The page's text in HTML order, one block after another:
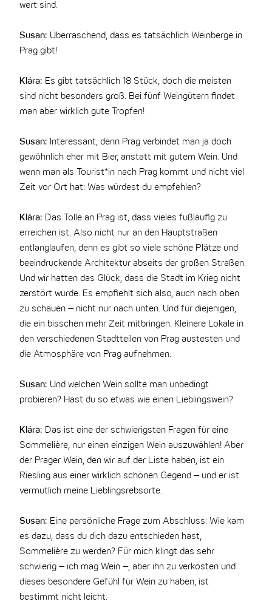
wert sind.
Susan: Überraschend, dass es tatsächlich Weinberge in
Prag gibt!
Klára: Es gibt tatsächlich 18 Stück, doch die meisten
sind nicht besonders groß. Bei fünf Weingütern findet
man aber wirklich gute Tropfen!
Susan:
Interessant, denn Prag verbindet man ja doch
gewöhnlich eher mit Bier, anstatt mit gutem Wein. Und
wenn man als Tourist*in nach Prag kommt und nicht viel
Zeit vor Ort hat: Was würdest du empfehlen?
Klára: Das Tolle an Prag ist, dass vieles fußläufig zu
erreichen ist. Also nicht nur an den Hauptstraßen
entlanglaufen, denn es gibt so viele schöne Plätze und
beeindruckende Architektur abseits der großen Straßen.
Und wir hatten das Glück, dass die Stadt im Krieg nicht
zerstört wurde. Es empfiehlt sich also, auch nach oben
zu schauen – nicht nur nach unten. Und für diejenigen,
die ein bisschen mehr Zeit mitbringen: Kleinere Lokale in
den verschiedenen Stadtteilen von Prag austesten und
die Atmosphäre von Prag aufnehmen.
Susan: Und welchen Wein sollte man unbedingt
probieren? Hast du so etwas wie einen Lieblingswein?
Klára: Das ist eine der schwierigsten Fragen für eine
Sommelière, nur einen einzigen Wein auszuwählen! Aber
der Prager Wein, den wir auf der Liste haben, ist ein
Riesling aus einer wirklich schönen Gegend – und er ist
vermutlich meine Lieblingsrebsorte.
Susan: Eine persönliche Frage zum Abschluss: Wie kam
es dazu, dass du dich dazu entschieden hast,
Sommelière zu werden? Für mich klingt das sehr
schwierig – ich mag Wein –, aber ihn zu verkosten und
dieses besondere Gefühl für Wein zu haben, ist
bestimmt nicht leicht.